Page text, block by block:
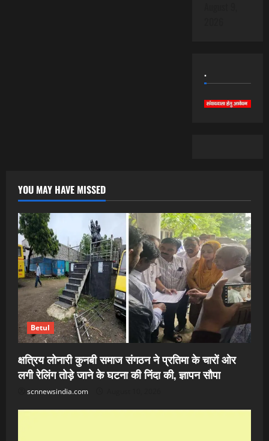
.
YOU MAY HAVE MISSED
Betul
क्षत्रिय लोनारी कुनबी समाज संगठन ने प्रतिमा के चारों ओर
लगी रेलिंग तोड़े जाने के घटना की निंदा की, ज्ञापन सौपा
scnnewsindia.com